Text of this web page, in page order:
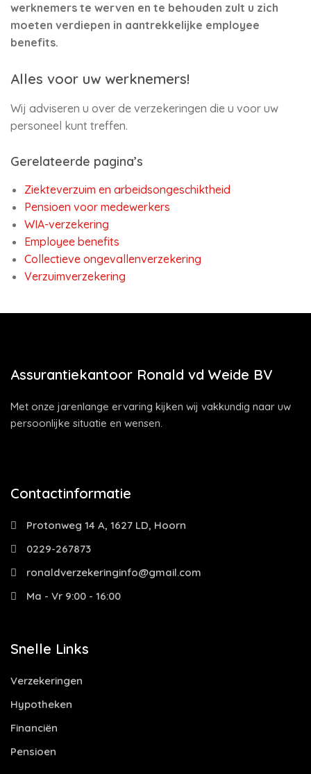
werknemers te werven en te behouden zult u zich
moeten verdiepen in aantrekkelijke employee
benefits.
Alles voor uw werknemers!
Wij adviseren u over de verzekeringen die u voor uw
personeel kunt treffen.
Gerelateerde pagina’s
Ziekteverzuim en arbeidsongeschiktheid
Pensioen voor medewerkers
WIA-verzekering
Employee benefits
Collectieve ongevallenverzekering
Verzuimverzekering
Assurantiekantoor Ronald vd Weide BV
Met onze jarenlange ervaring kijken wij vakkundig naar uw
persoonlijke situatie en wensen.
Contactinformatie
Protonweg 14 A, 1627 LD, Hoorn
0229-267873
ronaldverzekeringinfo@gmail.com
Ma - Vr 9:00 - 16:00
Snelle Links
Verzekeringen
Hypotheken
Financiën
Pensioen